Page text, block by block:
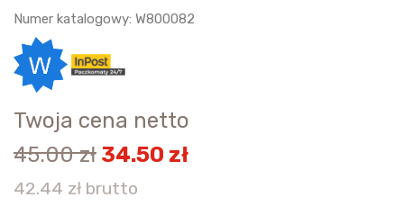
Numer katalogowy: W800082
Twoja cena netto
45.00 zł 34.50 zł
42.44 zł brutto